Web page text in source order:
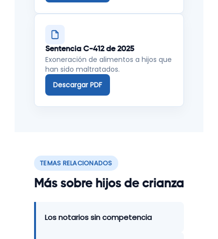
Sentencia C-412 de 2025
Exoneración de alimentos a hijos que
han sido maltratados.
Descargar PDF
TEMAS RELACIONADOS
Más sobre hijos de crianza
Los notarios sin competencia